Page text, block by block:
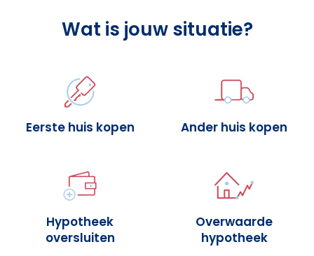
Wat is jouw situatie?
Eerste huis kopen Ander huis kopen
Hypotheek
oversluiten
Overwaarde
hypotheek